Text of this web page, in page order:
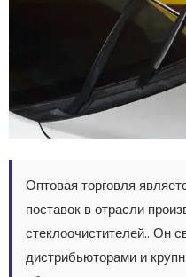
Оптовая торговля
поставок в отрасли
стеклоочистителей.. Он
дистрибьюторами и